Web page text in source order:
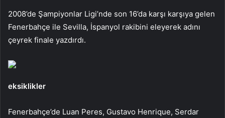
2008’de Şampiyonlar Ligi’nde son 16’da karşı karşıya gelen
Fenerbahçe ile Sevilla, İspanyol rakibini eleyerek adını
çeyrek finale yazdırdı.
eksiklikler
Fenerbahçe’de Luan Peres, Gustavo Henrique, Serdar